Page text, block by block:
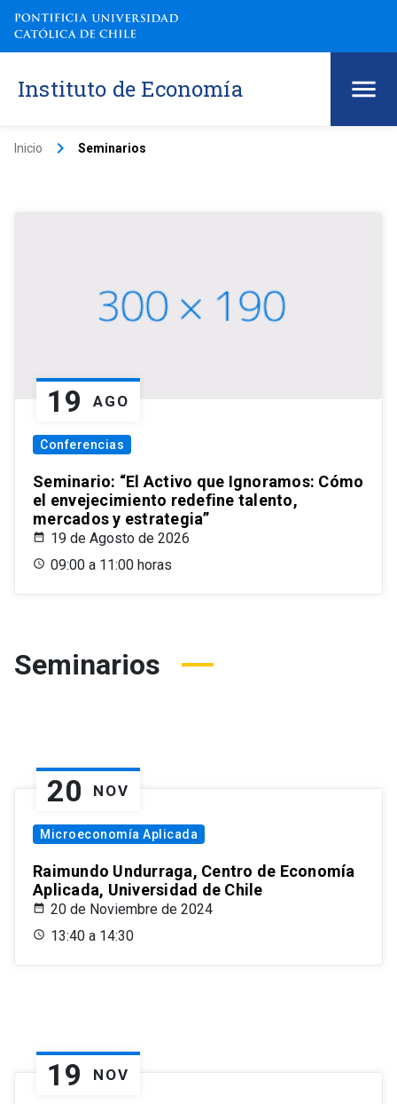
Instituto de Economía
Inicio keyboard_arrow_right Seminarios
19 AGO
Conferencias
Seminario: “El Activo que Ignoramos: Cómo
el envejecimiento redefine talento,
mercados y estrategia”
19 de Agosto de 2026
09:00 a 11:00 horas
Seminarios
20 NOV
Microeconomía Aplicada
Raimundo Undurraga, Centro de Economía
Aplicada, Universidad de Chile
20 de Noviembre de 2024
13:40 a 14:30
19 NOV